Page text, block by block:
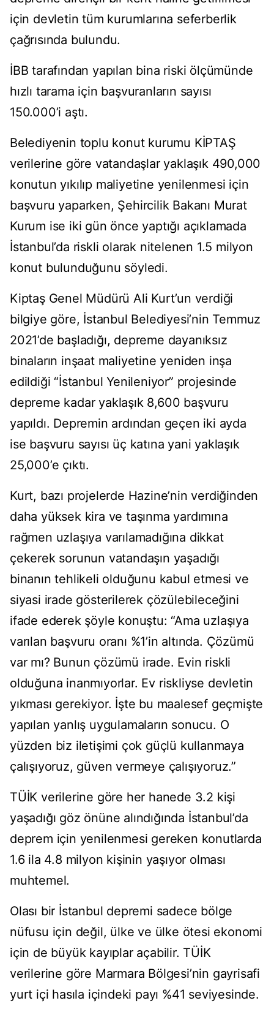
için devletin tüm kurumlarına seferberlik
çağrısında bulundu.
İBB tarafından yapılan bina riski ölçümünde
hızlı tarama için başvuranların sayısı
150.000’i aştı.
Belediyenin toplu konut kurumu KİPTAŞ
verilerine göre vatandaşlar yaklaşık 490,000
konutun yıkılıp maliyetine yenilenmesi için
başvuru yaparken, Şehircilik Bakanı Murat
Kurum ise iki gün önce yaptığı açıklamada
İstanbul’da riskli olarak nitelenen 1.5 milyon
konut bulunduğunu söyledi.
Kiptaş Genel Müdürü Ali Kurt’un verdiği
bilgiye göre, İstanbul Belediyesi’nin Temmuz
2021’de başladığı, depreme dayanıksız
binaların inşaat maliyetine yeniden inşa
edildiği “İstanbul Yenileniyor” projesinde
depreme kadar yaklaşık 8,600 başvuru
yapıldı. Depremin ardından geçen iki ayda
ise başvuru sayısı üç katına yani yaklaşık
25,000’e çıktı.
Kurt, bazı projelerde Hazine’nin verdiğinden
daha yüksek kira ve taşınma yardımına
rağmen uzlaşıya varılamadığına dikkat
çekerek sorunun vatandaşın yaşadığı
binanın tehlikeli olduğunu kabul etmesi ve
siyasi irade gösterilerek çözülebileceğini
ifade ederek şöyle konuştu: “Ama uzlaşıya
varılan başvuru oranı %1’in altında. Çözümü
var mı? Bunun çözümü irade. Evin riskli
olduğuna inanmıyorlar. Ev riskliyse devletin
yıkması gerekiyor. İşte bu maalesef geçmişte
yapılan yanlış uygulamaların sonucu. O
yüzden biz iletişimi çok güçlü kullanmaya
çalışıyoruz, güven vermeye çalışıyoruz.”
TÜİK verilerine göre her hanede 3.2 kişi
yaşadığı göz önüne alındığında İstanbul’da
deprem için yenilenmesi gereken konutlarda
1.6 ila 4.8 milyon kişinin yaşıyor olması
muhtemel.
Olası bir İstanbul depremi sadece bölge
nüfusu için değil, ülke ve ülke ötesi ekonomi
için de büyük kayıplar açabilir. TÜİK
verilerine göre Marmara Bölgesi’nin gayrisafi
yurt içi hasıla içindeki payı %41 seviyesinde.